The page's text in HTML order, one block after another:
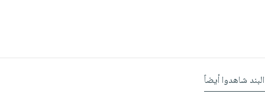
شاهدوا أيضاً